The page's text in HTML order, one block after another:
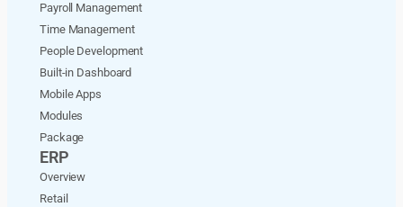
Payroll Management
Time Management
People Development
Built-in Dashboard
Mobile Apps
Modules
Package
ERP
Overview
Retail